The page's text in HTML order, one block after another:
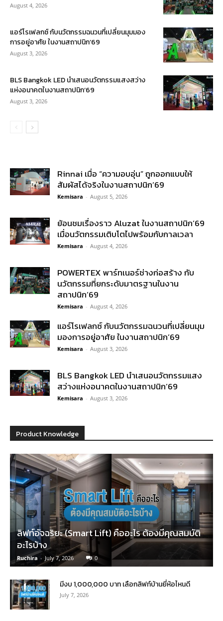
August 4, 2026
แอร์โรเฟลกซ์ กับนวัตกรรมฉนวนที่เปลี่ยนมุมมอง
การอยู่อาศัย ในงานสถาปนิก’69
August 3, 2026
BLS Bangkok LED นำเสนอนวัตกรรมแสงสว่าง
แห่งอนาคตในงานสถาปนิก’69
August 3, 2026
Rinnai เมื่อ “ความอบอุ่น” ถูกออกแบบให้
สัมผัสได้จริงในงานสถาปนิก’69
Kemisara - August 5, 2026
ย้อนชมเรื่องราว Aluzat ในงานสถาปนิก’69
เมื่อนวัตกรรมเติบโตไปพร้อมกับกาลเวลา
Kemisara - August 4, 2026
POWERTEX พาร์ทเนอร์ช่างก่อสร้าง กับ
นวัตกรรมที่ยกระดับมาตรฐานในงาน
สถาปนิก’69
Kemisara - August 4, 2026
แอร์โรเฟลกซ์ กับนวัตกรรมฉนวนที่เปลี่ยนมุม
มองการอยู่อาศัย ในงานสถาปนิก’69
Kemisara - August 3, 2026
BLS Bangkok LED นำเสนอนวัตกรรมแสง
สว่างแห่งอนาคตในงานสถาปนิก’69
Kemisara - August 3, 2026
Product Knowledge
ลิฟท์อัจฉริยะ (Smart Lift) คืออะไร ต้องมีคุณสมบัติ
อะไรบ้าง
Ruchira - July 7, 2026 0
มีงบ 1,000,000 บาท เลือกลิฟท์บ้านยี่ห้อไหนดี
July 7, 2026